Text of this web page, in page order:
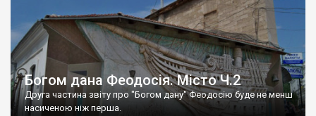
Богом дана Феодосія. Місто Ч.2
Друга частина звіту про "Богом дану" Феодосію буде не менш
насиченою ніж перша.